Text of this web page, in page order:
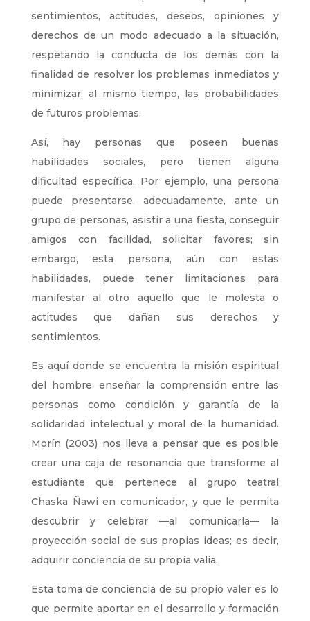
sentimientos, actitudes, deseos, opiniones y
derechos de un modo adecuado a la situación,
respetando la conducta de los demás con la
finalidad de resolver los problemas inmediatos y
minimizar, al mismo tiempo, las probabilidades
de futuros problemas.
Así, hay personas que poseen buenas
habilidades sociales, pero tienen alguna
dificultad específica. Por ejemplo, una persona
puede presentarse, adecuadamente, ante un
grupo de personas, asistir a una fiesta, conseguir
amigos con facilidad, solicitar favores; sin
embargo, esta persona, aún con estas
habilidades, puede tener limitaciones para
manifestar al otro aquello que le molesta o
actitudes que dañan sus derechos y
sentimientos.
Es aquí donde se encuentra la misión espiritual
del hombre: enseñar la comprensión entre las
personas como condición y garantía de la
solidaridad intelectual y moral de la humanidad.
Morín (2003) nos lleva a pensar que es posible
crear una caja de resonancia que transforme al
estudiante que pertenece al grupo teatral
Chaska Ñawi en comunicador, y que le permita
descubrir y celebrar —al comunicarla— la
proyección social de sus propias ideas; es decir,
adquirir conciencia de su propia valía.
Esta toma de conciencia de su propio valer es lo
que permite aportar en el desarrollo y formación